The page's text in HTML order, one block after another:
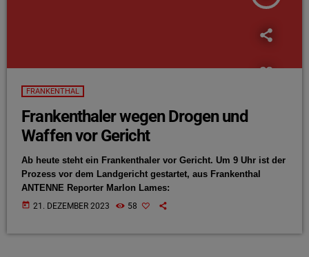
FRANKENTHAL
Frankenthaler wegen Drogen und
Waffen vor Gericht
Ab heute steht ein Frankenthaler vor Gericht. Um 9 Uhr ist der
Prozess vor dem Landgericht gestartet, aus Frankenthal
ANTENNE Reporter Marlon Lames:
today 21. DEZEMBER 2023 58